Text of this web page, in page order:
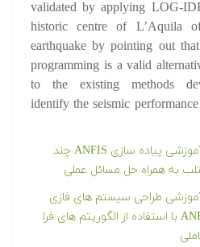
validated by applying LOG-
historic centre of L’Aquila
earthquake by pointing out
programming is a valid
to the existing methods
identify the seismic
فیلم آموزشی پیاده سازی ANFIS چند
به همراه حل مسائل عملی
طراحی سیستم های فازی
عصبی یا ANFIS با استفاده از الگوریتم های فرا